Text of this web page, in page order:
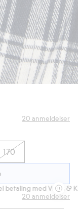
20 anmeldelser
170
betaling med Vipps &
20 anmeldelser